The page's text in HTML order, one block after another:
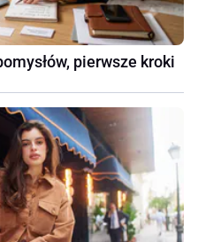
pierwsze kroki